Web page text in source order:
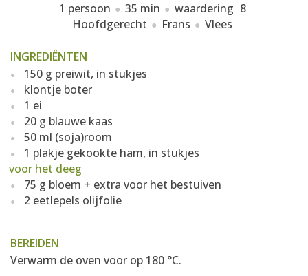
1 persoon 35 min waardering 8
Hoofdgerecht
Frans Vlees
INGREDIËNTEN
150 g preiwit, in stukjes
klontje boter
1 ei
20 g blauwe kaas
50 ml (soja)room
1 plakje gekookte ham, in stukjes
voor het deeg
75 g bloem + extra voor het bestuiven
2 eetlepels olijfolie
BEREIDEN
Verwarm de oven voor op 180 °C.